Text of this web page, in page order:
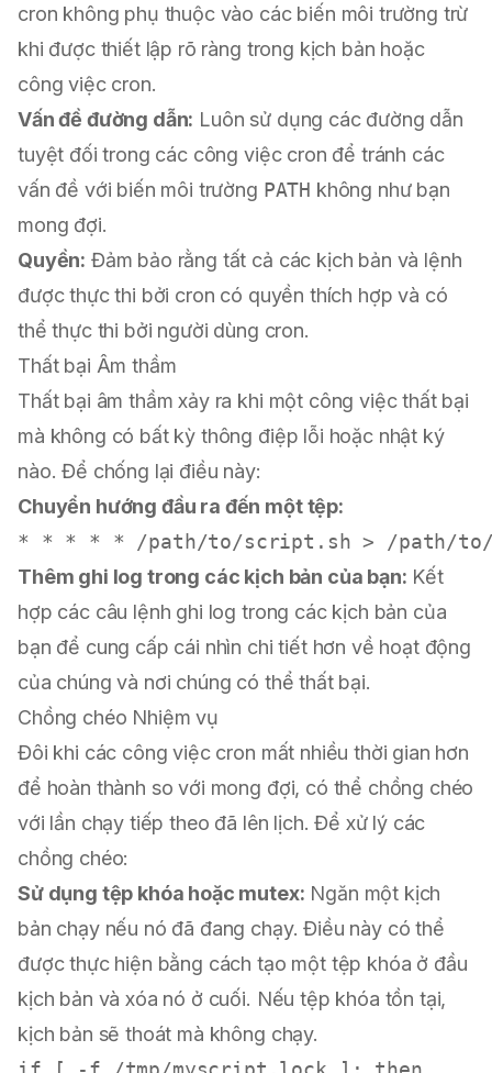
cron không phụ thuộc vào các biến môi trường trừ
khi được thiết lập rõ ràng trong kịch bản hoặc
công việc cron.
Vấn đề đường dẫn: Luôn sử dụng các đường dẫn
tuyệt đối trong các công việc cron để tránh các
vấn đề với biến môi trường PATH không như bạn
mong đợi.
Quyền: Đảm bảo rằng tất cả các kịch bản và lệnh
được thực thi bởi cron có quyền thích hợp và có
thể thực thi bởi người dùng cron.
Thất bại Âm thầm
Thất bại âm thầm xảy ra khi một công việc thất bại
mà không có bất kỳ thông điệp lỗi hoặc nhật ký
nào. Để chống lại điều này:
Chuyển hướng đầu ra đến một tệp:
Thêm ghi log trong các kịch bản của bạn: Kết
hợp các câu lệnh ghi log trong các kịch bản của
bạn để cung cấp cái nhìn chi tiết hơn về hoạt động
của chúng và nơi chúng có thể thất bại.
Chồng chéo Nhiệm vụ
Đôi khi các công việc cron mất nhiều thời gian hơn
để hoàn thành so với mong đợi, có thể chồng chéo
với lần chạy tiếp theo đã lên lịch. Để xử lý các
chồng chéo:
Sử dụng tệp khóa hoặc mutex: Ngăn một kịch
bản chạy nếu nó đã đang chạy. Điều này có thể
được thực hiện bằng cách tạo một tệp khóa ở đầu
kịch bản và xóa nó ở cuối. Nếu tệp khóa tồn tại,
kịch bản sẽ thoát mà không chạy.